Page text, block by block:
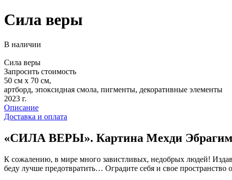
Сила веры
В наличии
Сила веры
Запросить стоимость
50 см х 70 см,
артборд, эпоксидная смола, пигменты, декоративные элементы
2023 г.
Описание
Доставка и оплата
«СИЛА ВЕРЫ». Картина Мехди
К сожалению, в мире много завистливых, недобрых людей!
беду лучше предотвратить… Оградите себя и свое пространство